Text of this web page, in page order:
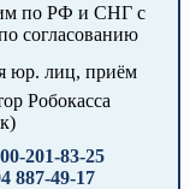
по РФ и СНГ с
согласованию
юр. лиц, приём
Робокасса
201-83-25
887-49-17